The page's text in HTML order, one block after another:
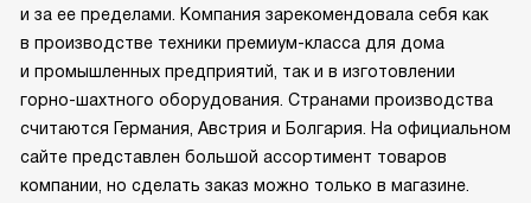
и за ее пределами. Компания зарекомендовала себя как
в производстве техники премиум-класса для дома
и промышленных предприятий, так и в изготовлении
горно-шахтного оборудования. Странами производства
считаются Германия, Австрия и Болгария. На официальном
сайте представлен большой ассортимент товаров
компании, но сделать заказ можно только в магазине.